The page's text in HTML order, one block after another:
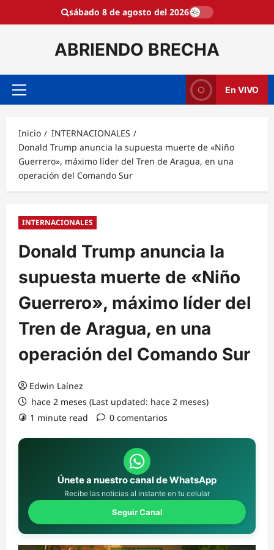
sábado 8 de agosto del 2026
ABRIENDO BRECHA
Menú
En VIVO
Inicio
INTERNACIONALES
Donald Trump anuncia la supuesta muerte de «Niño
Guerrero», máximo líder del Tren de Aragua, en una
operación del Comando Sur
INTERNACIONALES
Donald Trump anuncia la
supuesta muerte de «Niño
Guerrero», máximo líder del
Tren de Aragua, en una
operación del Comando Sur
Edwin Laínez
hace 2 meses (Last updated: hace 2 meses)
1 minute read
0 comentarios
Únete a nuestro canal de WhatsApp
Recibe las noticias al instante en tu celular
Seguir Canal